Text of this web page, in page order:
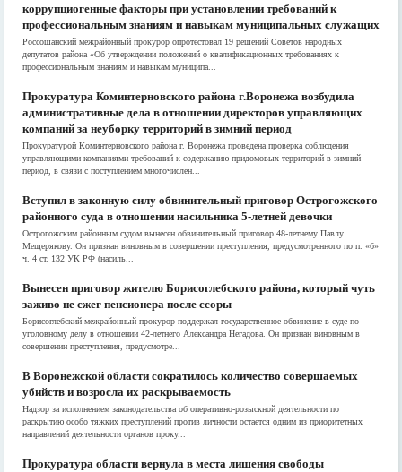
коррупциогенные факторы при установлении требований к
профессиональным знаниям и навыкам муниципальных служащих
Россошанский межрайонный прокурор опротестовал 19 решений Советов народных
депутатов района «Об утверждении положений о квалификационных требованиях к
профессиональным знаниям и навыкам муниципа...
Прокуратура Коминтерновского района г.Воронежа возбудила
административные дела в отношении директоров управляющих
компаний за неуборку территорий в зимний период
Прокуратурой Коминтерновского района г. Воронежа проведена проверка соблюдения
управляющими компаниями требований к содержанию придомовых территорий в зимний
период, в связи с поступлением многочислен...
Вступил в законную силу обвинительный приговор Острогожского
районного суда в отношении насильника 5-летней девочки
Острогожским районным судом вынесен обвинительный приговор 48-летнему Павлу
Мещерякову. Он признан виновным в совершении преступления, предусмотренного по п. «б»
ч. 4 ст. 132 УК РФ (насиль...
Вынесен приговор жителю Борисоглебского района, который чуть
заживо не сжег пенсионера после ссоры
Борисоглебский межрайонный прокурор поддержал государственное обвинение в суде по
уголовному делу в отношении 42-летнего Александра Негадова. Он признан виновным в
совершении преступления, предусмотре...
В Воронежской области сократилось количество совершаемых
убийств и возросла их раскрываемость
Надзор за исполнением законодательства об оперативно-розыскной деятельности по
раскрытию особо тяжких преступлений против личности остается одним из приоритетных
направлений деятельности органов проку...
Прокуратура области вернула в места лишения свободы